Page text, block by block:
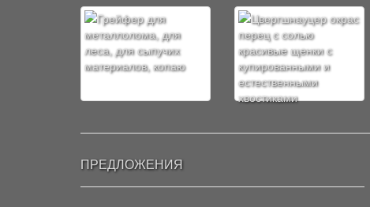
ПРЕДЛОЖЕНИЯ